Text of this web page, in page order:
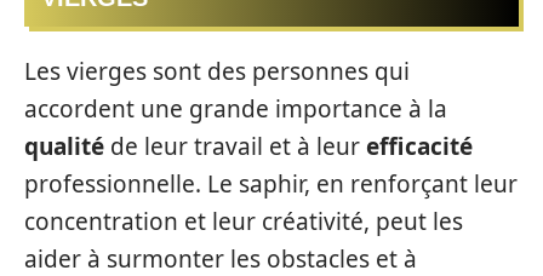
Les vierges sont des personnes qui
accordent une grande importance à la
qualité de leur travail et à leurefficacité
professionnelle. Le saphir, en renforçant leur
concentration et leur créativité, peut les
aider à surmonter les obstacles et à